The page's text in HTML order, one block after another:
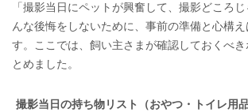
「撮影当日にペットが興奮して、撮影どころ
んな後悔をしないために、事前の準備と心構
す。ここでは、飼い主さまが確認しておくべ
とめました。
撮影当日の持ち物リスト（おやつ・トイレ用品